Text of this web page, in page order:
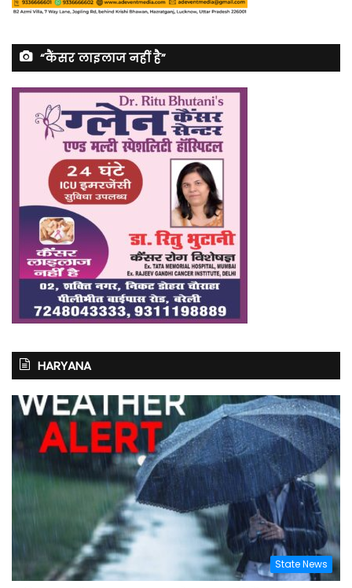
“कैंसर लाइलाज नहीं है”
HARYANA
State News